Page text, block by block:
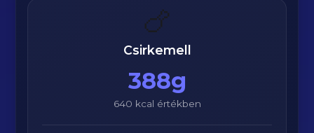
🍗
Csirkemell
388g
640 kcal értékben